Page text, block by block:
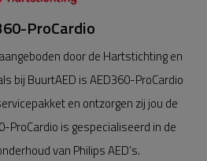
ProCardio
door de Hartstichting en
bij BuurtAED is AED360-ProCardio
en ontzorgen zij jou de
ProCardio is gespecialiseerd in de
van Philips AED’s.